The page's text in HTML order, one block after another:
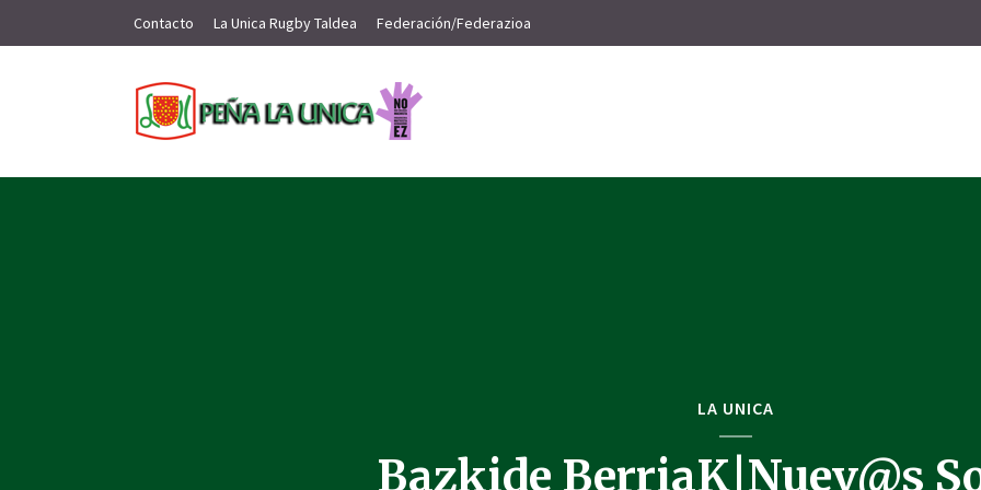
Contacto La Unica Rugby Taldea Federación/Federazioa
LA UNICA
Bazkide BerriaK|Nuev@s